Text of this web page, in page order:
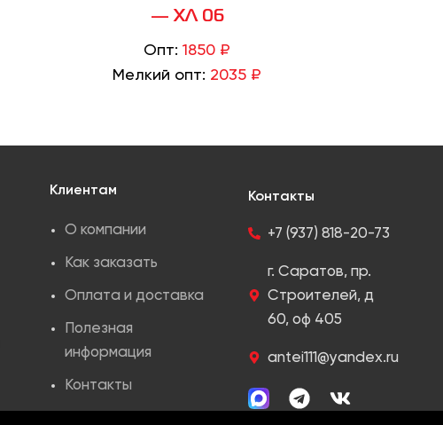
— ХЛ 06
Опт:1850 ₽
Мелкий опт: 2035 ₽
Клиентам
О компании
Как заказать
Оплата и доставка
Полезная
информация
Контакты
Контакты
+7 (937) 818-20-73
г. Саратов, пр.
Строителей, д
60, оф 405
antei111@yandex.ru